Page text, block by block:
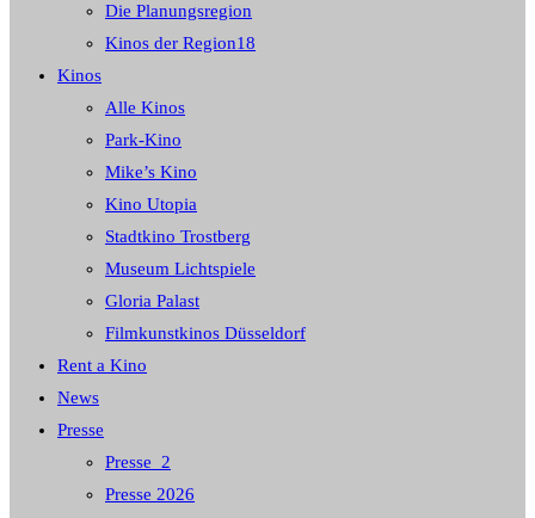
Die Planungsregion
Kinos der Region18
Kinos
Alle Kinos
Park-Kino
Mike’s Kino
Kino Utopia
Stadtkino Trostberg
Museum Lichtspiele
Gloria Palast
Filmkunstkinos Düsseldorf
Rent a Kino
News
Presse
Presse_2
Presse 2026